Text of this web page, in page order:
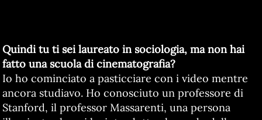
Quindi tu ti sei laureato in sociologia, ma non hai
fatto una scuola di cinematografia?
Io ho cominciato a pasticciare con i video mentre
ancora studiavo. Ho conosciuto un professore di
Stanford, il professor Massarenti, una persona